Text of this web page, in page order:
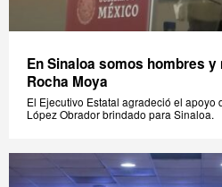
En Sinaloa somos hombres
Rocha Moya
El Ejecutivo Estatal agradeció el apoyo
López Obrador brindado para Sinaloa.